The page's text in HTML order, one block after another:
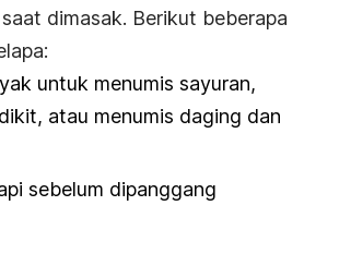
dimasak. Berikut beberapa
untuk menumis sayuran,
atau menumis daging dan
sebelum dipanggang